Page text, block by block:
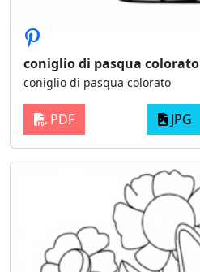
coniglio di pasqua colorato
coniglio di pasqua colorato
PDF JPG